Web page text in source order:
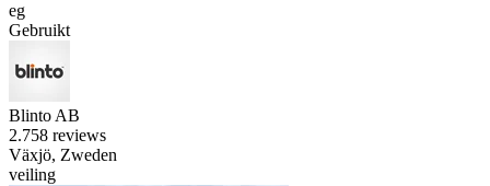
eg
Gebruikt
Blinto AB
2.758 reviews
Växjö, Zweden
veiling